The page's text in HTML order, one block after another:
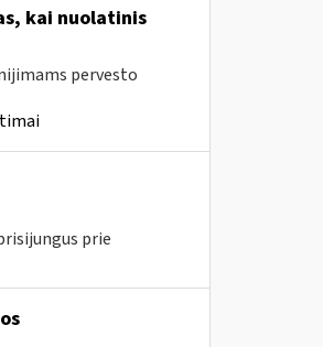
kai nuolatinis
pervesto
prie